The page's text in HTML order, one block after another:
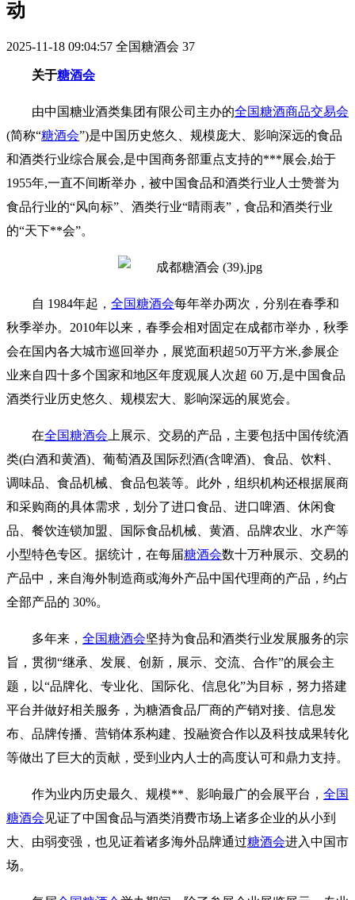
动
2025-11-18 09:04:57 全国糖酒会 37
关于糖酒会
由中国糖业酒类集团有限公司主办的全国糖酒商品交易会
(简称“糖酒会”)是中国历史悠久、规模庞大、影响深远的食品
和酒类行业综合展会,是中国商务部重点支持的***展会,始于
1955年,一直不间断举办，被中国食品和酒类行业人士赞誉为
食品行业的“风向标”、酒类行业“晴雨表”，食品和酒类行业
的“天下**会”。
自 1984年起， 全国糖酒会每年举办两次，分别在春季和
秋季举办。2010年以来，春季会相对固定在成都市举办，秋季
会在国内各大城市巡回举办，展览面积超50万平方米,参展企
业来自四十多个国家和地区年度观展人次超 60 万,是中国食品
酒类行业历史悠久、规模宏大、影响深远的展览会。
在全国糖酒会 上展示、交易的产品，主要包括中国传统酒
类(白酒和黄酒)、葡萄酒及国际烈酒(含啤酒)、食品、饮料、
调味品、食品机械、食品包装等。此外，组织机构还根据展商
和采购商的具体需求，划分了进口食品、进口啤酒、休闲食
品、餐饮连锁加盟、国际食品机械、黄酒、品牌农业、水产等
小型特色专区。据统计，在每届糖酒会数十万种展示、交易的
产品中，来自海外制造商或海外产品中国代理商的产品，约占
全部产品的 30%。
多年来， 全国糖酒会坚持为食品和酒类行业发展服务的宗
旨，贯彻“继承、发展、创新，展示、交流、合作”的展会主
题，以“品牌化、专业化、国际化、信息化”为目标，努力搭建
平台并做好相关服务，为糖酒食品厂商的产销对接、信息发
布、品牌传播、营销体系构建、投融资合作以及科技成果转化
等做出了巨大的贡献，受到业内人士的高度认可和鼎力支持。
作为业内历史最久、规模**、影响最广的会展平台， 全国
糖酒会 见证了中国食品与酒类消费市场上诸多企业的从小到
大、由弱变强，也见证着诸多海外品牌通过糖酒会进入中国市
场。